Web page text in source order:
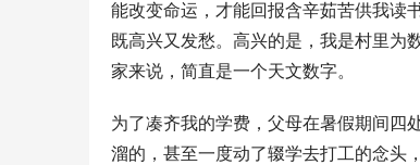
能改变命运，才能回报含辛茹苦供我读
既高兴又发愁。高兴的是，我是村里为
家来说，简直是一个天文数字。
为了凑齐我的学费，父母在暑假期间四
溜的，甚至一度动了辍学去打工的念头